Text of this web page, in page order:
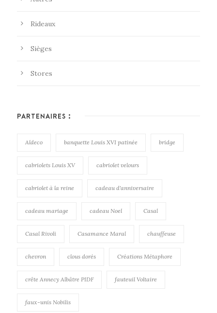
Rideaux
Sièges
Stores
PARTENAIRES :
Aldeco banquette Louis XVI patinée bridge
cabriolets Louis XV cabriolet velours
cabriolet à la reine cadeau d'anniversaire
cadeau mariage cadeau Noel Casal
Casal Rivoli Casamance Maral chauffeuse
chevron clous dorés Créations Métaphore
crête Annecy Albâtre PIDF fauteuil Voltaire
faux-unis Nobilis